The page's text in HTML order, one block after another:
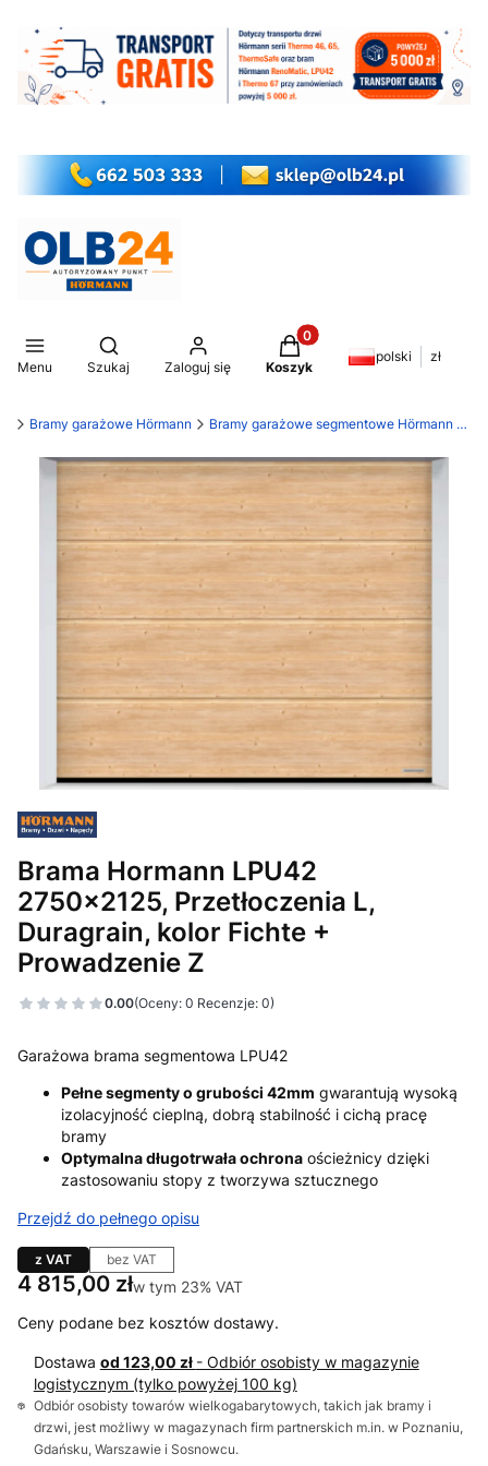
Menu
Otwórz wyszukiwarkę
Szukaj Zaloguj się
Produkty w koszyku: 0.
Koszyk
polski zł
Bramy garażowe Hörmann Bramy garażowe segmentowe Hörmann LPU 42
Brama Hormann LPU42
2750x2125, Przetłoczenia L,
Duragrain, kolor Fichte +
Prowadzenie Z
0.00(Oceny: 0 Recenzje: 0)
Garażowa brama segmentowa LPU42
Pełne segmenty o grubości 42mm gwarantują wysoką
izolacyjność cieplną, dobrą stabilność i cichą pracę
bramy
Optymalna długotrwała ochrona ościeżnicy dzięki
zastosowaniu stopy z tworzywa sztucznego
Przejdź do pełnego opisu
z VAT bez VAT
Cena
4 815,00 złw tym 23% VAT
w tym 23% VAT
Ceny podane bez kosztów dostawy.
Dostawa od 123,00 zł - Odbiór osobisty w magazynie
logistycznym (tylko powyżej 100 kg)
Odbiór osobisty towarów wielkogabarytowych, takich jak bramy i
drzwi, jest możliwy w magazynach firm partnerskich m.in. w Poznaniu,
Gdańsku, Warszawie i Sosnowcu.